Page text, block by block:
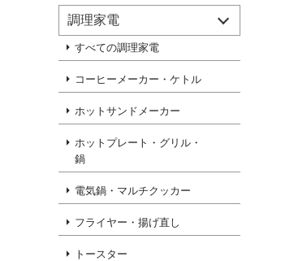
調理家電
すべての調理家電
コーヒーメーカー・ケトル
ホットサンドメーカー
ホットプレート・グリル・
鍋
電気鍋・マルチクッカー
フライヤー・揚げ直し
トースター